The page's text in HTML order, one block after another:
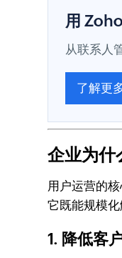
用
从联系人
了解更
企业为什
用户运营的
它既能规模化
1. 降低客